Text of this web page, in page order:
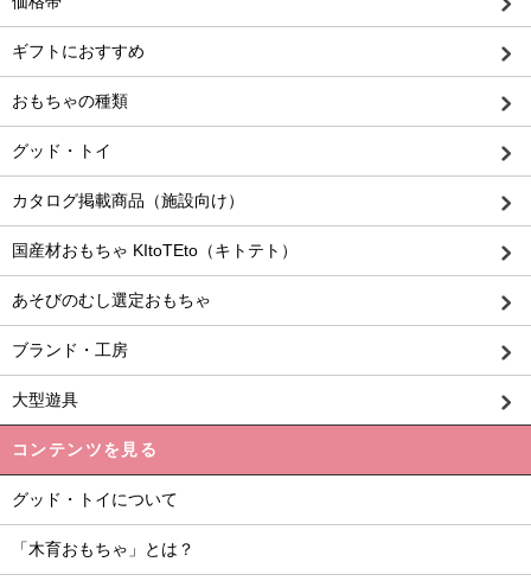
ギフトにおすすめ
おもちゃの種類
グッド・トイ
カタログ掲載商品（施設向け）
国産材おもちゃ KItoTEto（キトテト）
あそびのむし選定おもちゃ
ブランド・工房
大型遊具
コンテンツを見る
グッド・トイについて
「木育おもちゃ」とは？